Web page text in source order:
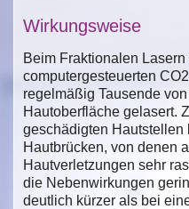
Wirkungsweise
Beim Fraktionalen
computergesteuerten
regelmäßig Tausende
Hautoberfläche gelasert.
geschädigten
Hautbrücken, von denen
Hautverletzungen sehr
die Nebenwirkungen
deutlich kürzer als bei